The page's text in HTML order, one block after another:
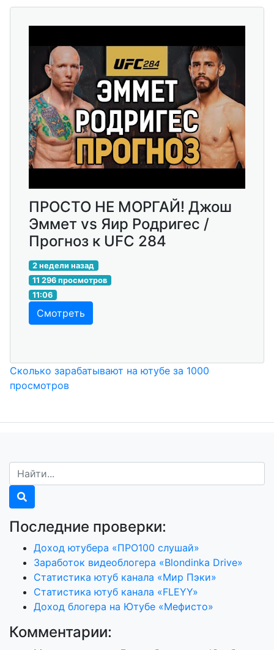
ПРОСТО НЕ МОРГАЙ! Джош
Эммет vs Яир Родригес /
Прогноз к UFC 284
2 недели назад
11 296 просмотров
11:06
Смотреть
Сколько зарабатывают на ютубе за 1000
просмотров
Последние проверки:
Доход ютубера «ПРО100 слушай»
Заработок видеоблогера «Blondinka Drive»
Статистика ютуб канала «Мир Пэки»
Статистика ютуб канала «FLEYY»
Доход блогера на Ютубе «Мефисто»
Комментарии: